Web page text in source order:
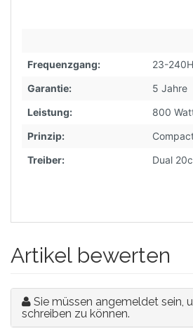
Frequenzgang:
23-
Garantie:
5 Jahre
Leistung:
800
Prinzip:
Treiber:
Dual
Artikel bewerten
Sie müssen angemeldet sein,
schreiben zu können.